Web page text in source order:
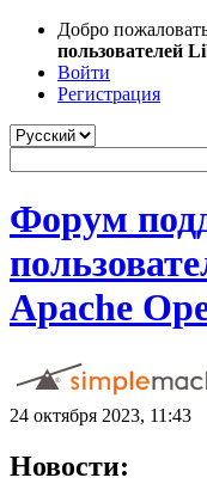
Добро
пользователей
Войти
Регистрация
Форум
Apache
24 октября 2023, 11:43
Новости: